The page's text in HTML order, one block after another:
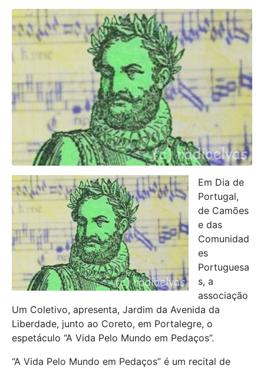
Em Dia de
Portugal,
de Camões
e das
Comunidad
es
Portuguesa
s, a
associação
Um Coletivo, apresenta, Jardim da Avenida da
Liberdade, junto ao Coreto, em Portalegre, o
espetáculo “A Vida Pelo Mundo em Pedaços”.
“A Vida Pelo Mundo em Pedaços” é um recital de